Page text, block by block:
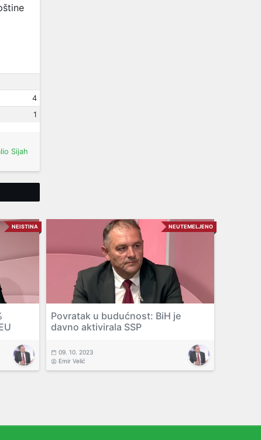
4
1
Sijah
NEISTINA NEUTEMELJENO
Povratak u budućnost: BiH je
davno aktivirala SSP
09. 10. 2023
Emir Velić